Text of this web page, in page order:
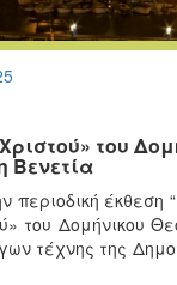
του
Βενετία
περιοδική έκθεση
του Δομήνικου
τέχνης της